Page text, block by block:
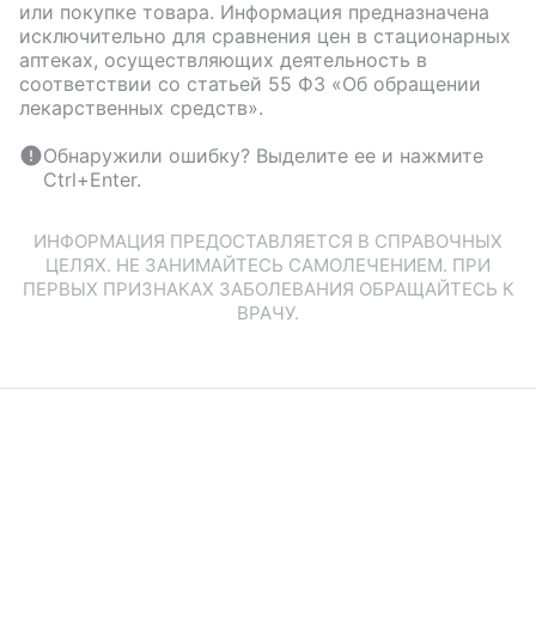
или покупке товара. Информация предназначена
исключительно для сравнения цен в стационарных
аптеках, осуществляющих деятельность в
соответствии со статьей 55 ФЗ «Об обращении
лекарственных средств».
Обнаружили ошибку? Выделите ее и нажмите
Ctrl+Enter.
ИНФОРМАЦИЯ ПРЕДОСТАВЛЯЕТСЯ В СПРАВОЧНЫХ
ЦЕЛЯХ. НЕ ЗАНИМАЙТЕСЬ САМОЛЕЧЕНИЕМ. ПРИ
ПЕРВЫХ ПРИЗНАКАХ ЗАБОЛЕВАНИЯ ОБРАЩАЙТЕСЬ К
ВРАЧУ.